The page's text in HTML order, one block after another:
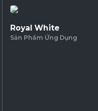
Royal White
Sản Phẩm Ứng Dụng